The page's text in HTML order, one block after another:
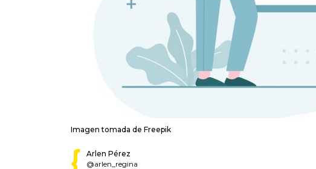
Imagen tomada de Freepik
Arlen Pérez
@arlen_regina